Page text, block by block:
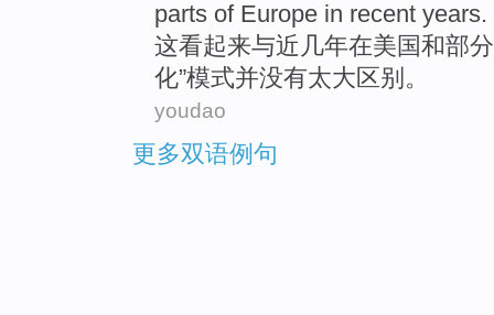
parts of Europe in recent years.
这看起来与近几年在美国和部分
化”模式并没有太大 区别 。
youdao
更多双语例句